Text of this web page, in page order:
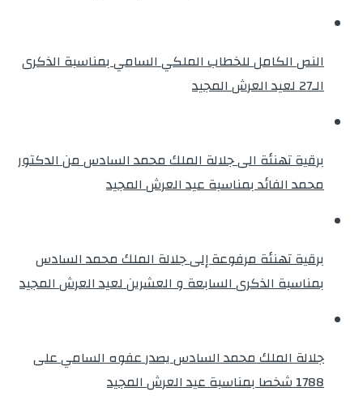
النص الكامل للخطاب الملكي السامي بمناسبة الذكرى
الـ27 لعيد العرش المجيد
برقية تهنئة الى جلالة الملك محمد السادس من الدكتور
محمد الفائد بمناسبة عيد العرش المجيد
برقية تهنئة مرفوعة إلى جلالة الملك محمد السادس
بمناسبة الذكرى السابعة و العشرين لعيد العرش المجيد
جلالة الملك محمد السادس يصدر عفوه السامي على
1788 شخصا بمناسبة عيد العرش المجيد